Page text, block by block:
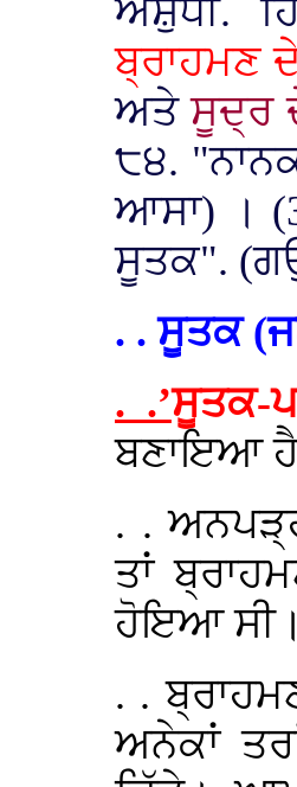
ਅਸ਼ੁੱਧੀ.
ਬ੍ਰਾਹਮਣ
ਅਤੇਸੂਦ੍ਰ
੮੪.
ਆਸਾ) ।
ਸੂਤਕ".
. . ਸੂਤਕ
. .’ਸੂਤਕ-
ਬਣਾਇਆ
. .
ਤਾਂ
ਹੋਇਆ ਸੀ।
. .
ਅਨੇਕਾਂ